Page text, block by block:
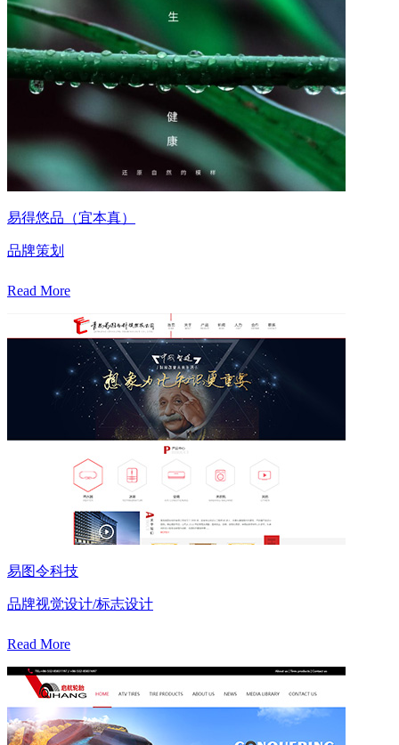
易得悠品（宜本真）
品牌策划
Read More
易图令科技
品牌视觉设计/标志设计
Read More